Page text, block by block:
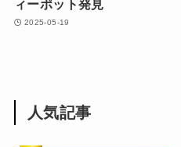
ィーポット発見
2025-05-19
人気記事